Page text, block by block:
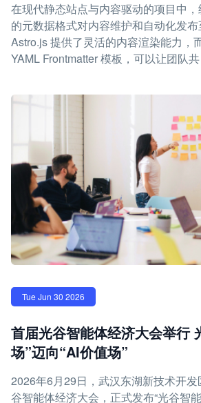
在现代静态站点与内容驱动的项目中
的元数据格式对内容维护和自动化发布
Astro.js 提供了灵活的内容渲染能力，
YAML Frontmatter 模板，可以让团队共
Tue Jun 30 2026
首届光谷智能体经济大会举行
场”迈向“AI价值场”
2026年6月29日，武汉东湖新技术开
谷智能体经济大会，正式发布“光谷智